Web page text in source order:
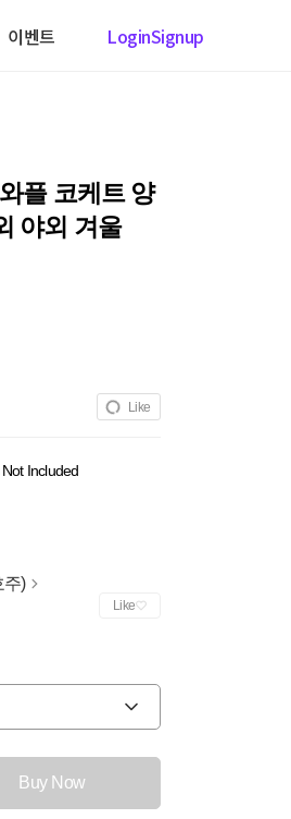
이벤트 LoginSignup
플 코케트 양
야외 겨울
Like
Included
주)
Like
Buy Now